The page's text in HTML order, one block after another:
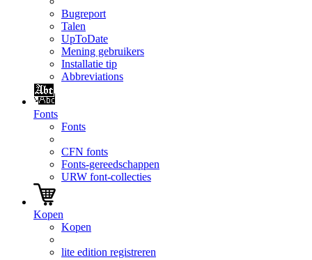
Bugreport
Talen
UpToDate
Mening gebruikers
Installatie tip
Abbreviations
Fonts
Fonts
CFN fonts
Fonts-gereedschappen
URW font-collecties
Kopen
Kopen
lite edition registreren